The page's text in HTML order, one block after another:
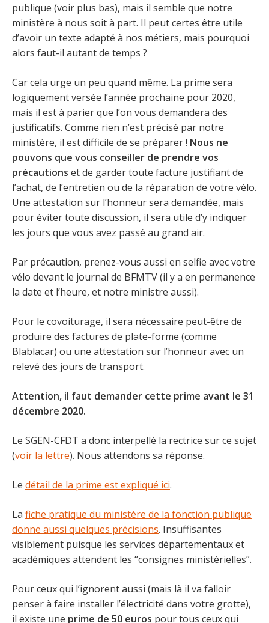
publique (voir plus bas), mais il semble que notre
ministère à nous soit à part. Il peut certes être utile
d’avoir un texte adapté à nos métiers, mais pourquoi
alors faut-il autant de temps ?
Car cela urge un peu quand même. La prime sera
logiquement versée l’année prochaine pour 2020,
mais il est à parier que l’on vous demandera des
justificatifs. Comme rien n’est précisé par notre
ministère, il est difficile de se préparer ! Nous ne
pouvons que vous conseiller de prendre vos
précautions et de garder toute facture justifiant de
l’achat, de l’entretien ou de la réparation de votre vélo.
Une attestation sur l’honneur sera demandée, mais
pour éviter toute discussion, il sera utile d’y indiquer
les jours que vous avez passé au grand air.
Par précaution, prenez-vous aussi en selfie avec votre
vélo devant le journal de BFMTV (il y a en permanence
la date et l’heure, et notre ministre aussi).
Pour le covoiturage, il sera nécessaire peut-être de
produire des factures de plate-forme (comme
Blablacar) ou une attestation sur l’honneur avec un
relevé des jours de transport.
Attention, il faut demander cette prime avant le 31
décembre 2020.
Le SGEN-CFDT a donc interpellé la rectrice sur ce sujet
(voir la lettre). Nous attendons sa réponse.
Le détail de la prime est expliqué ici.
La fiche pratique du ministère de la fonction publique
donne aussi quelques précisions. Insuffisantes
visiblement puisque les services départementaux et
académiques attendent les “consignes ministérielles”.
Pour ceux qui l’ignorent aussi (mais là il va falloir
penser à faire installer l’électricité dans votre grotte),
il existe une prime de 50 euros pour tous ceux qui